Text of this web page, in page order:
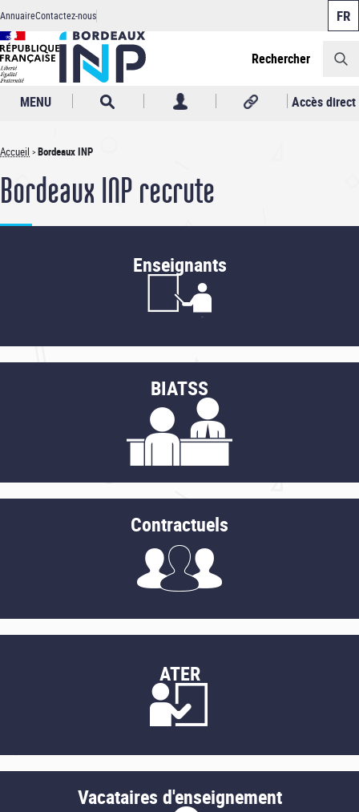
Aller
au
contenu
principal
Header
AnnuaireContactez-nous
Rechercher
MENU Accès direct
Fil
d'Ariane
Accueil Bordeaux INP
Bordeaux INP recrute
Enseignants
BIATSS
Contractuels
ATER
Vacataires d'enseignement
Panneau de gestion des cookies